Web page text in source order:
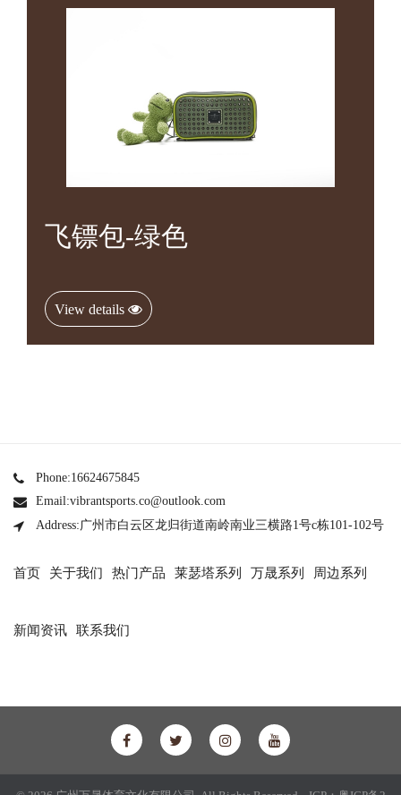
飞镖包-绿色
View details
Phone:16624675845
Email:vibrantsports.co@outlook.com
Address:广州市白云区龙归街道南岭南业三横路1号c栋101-102号
首页 关于我们 热门产品 莱瑟塔系列 万晟系列 周边系列
新闻资讯 联系我们